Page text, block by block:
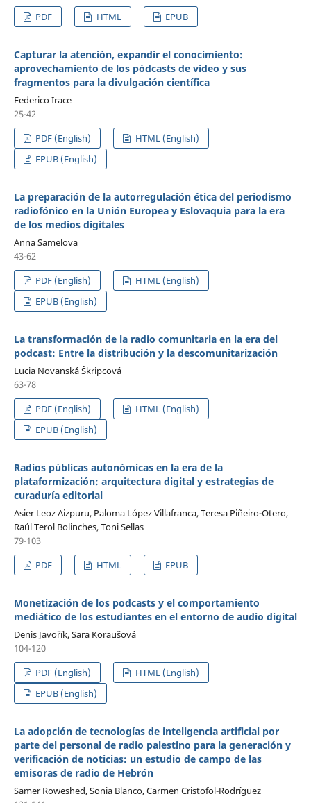
PDF
HTML EPUB
Capturar la atención, expandir el conocimiento:
aprovechamiento de los pódcasts de video y sus
fragmentos para la divulgación científica
Federico Irace
25-42
PDF (English)
HTML (English)
EPUB (English)
La preparación de la autorregulación ética del periodismo
radiofónico en la Unión Europea y Eslovaquia para la era
de los medios digitales
Anna Samelova
43-62
PDF (English)
HTML (English)
EPUB (English)
La transformación de la radio comunitaria en la era del
podcast: Entre la distribución y la descomunitarización
Lucia Novanská Škripcová
63-78
PDF (English)
HTML (English)
EPUB (English)
Radios públicas autonómicas en la era de la
plataformización: arquitectura digital y estrategias de
curaduría editorial
Asier Leoz Aizpuru, Paloma López Villafranca, Teresa Piñeiro-Otero,
Raúl Terol Bolinches, Toni Sellas
79-103
PDF
HTML EPUB
Monetización de los podcasts y el comportamiento
mediático de los estudiantes en el entorno de audio digital
Denis Javořík, Sara Koraušová
104-120
PDF (English)
HTML (English)
EPUB (English)
La adopción de tecnologías de inteligencia artificial por
parte del personal de radio palestino para la generación y
verificación de noticias: un estudio de campo de las
emisoras de radio de Hebrón
Samer Roweshed, Sonia Blanco, Carmen Cristofol-Rodríguez